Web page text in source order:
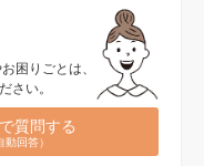
困りごとは、
さい。
質問する
動回答）